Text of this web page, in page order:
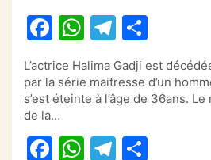
F
c
e
b
W
at
s
A
T
e
gr
a
ta
g
L’actrice Halima Gadji est
par la série maitresse d’un
s’est éteinte à l’âge de 36ans.
de la…
F
W T